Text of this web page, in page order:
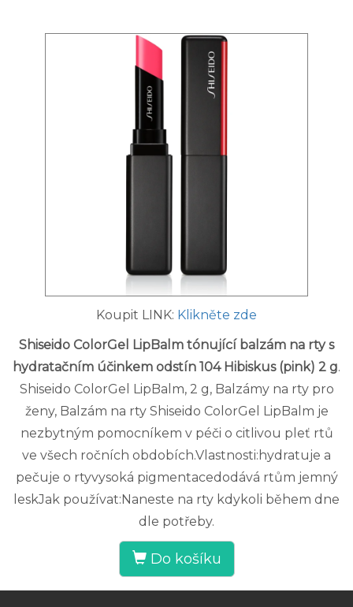
Koupit LINK: Klikněte zde
Shiseido ColorGel LipBalm tónující balzám na rty s
hydratačním účinkem odstín 104 Hibiskus (pink) 2 g.
Shiseido ColorGel LipBalm, 2 g, Balzámy na rty pro
ženy, Balzám na rty Shiseido ColorGel LipBalm je
nezbytným pomocníkem v péči o citlivou pleť rtů
ve všech ročních obdobích.Vlastnosti:hydratuje a
pečuje o rtyvysoká pigmentacedodává rtům jemný
leskJak používat:Naneste na rty kdykoli během dne
dle potřeby.
Do košíku